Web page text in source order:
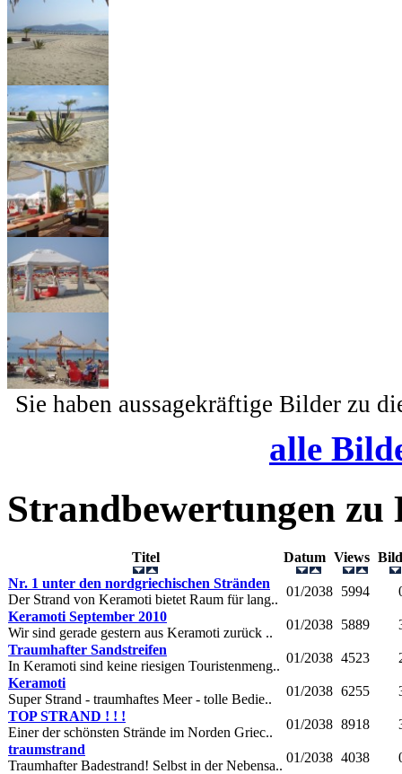
Sie haben aussagekräftige Bilder zu
alle
Strandbewertungen zu
Titel Datum Views
Nr. 1 unter den nordgriechischen Stränden
Der Strand von Keramoti bietet Raum für lang..
01/2038 5994
Keramoti September 2010
Wir sind gerade gestern aus Keramoti zurück ..
01/2038 5889
Traumhafter Sandstreifen
In Keramoti sind keine riesigen Touristenmeng..
01/2038 4523
Keramoti
Super Strand - traumhaftes Meer - tolle Bedie..
01/2038 6255
TOP STRAND ! ! !
Einer der schönsten Strände im Norden Griec..
01/2038 8918
traumstrand
Traumhafter Badestrand! Selbst in der Nebensa..
01/2038 4038